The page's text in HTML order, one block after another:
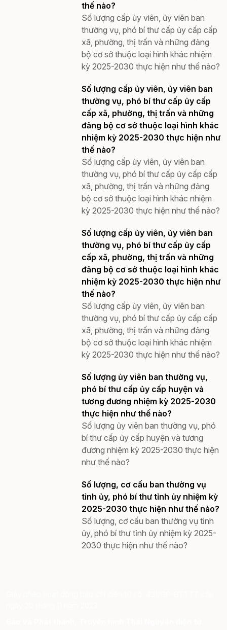
thế nào?
Số lượng cấp ủy viên, ủy viên ban
thường vụ, phó bí thư cấp ủy cấp cấp
xã, phường, thị trấn và những đảng
bộ cơ sở thuộc loại hình khác nhiệm
kỳ 2025-2030 thực hiện như thế nào?
Số lượng cấp ủy viên, ủy viên ban
thường vụ, phó bí thư cấp ủy cấp
cấp xã, phường, thị trấn và những
đảng bộ cơ sở thuộc loại hình khác
nhiệm kỳ 2025-2030 thực hiện như
thế nào?
Số lượng cấp ủy viên, ủy viên ban
thường vụ, phó bí thư cấp ủy cấp cấp
xã, phường, thị trấn và những đảng
bộ cơ sở thuộc loại hình khác nhiệm
kỳ 2025-2030 thực hiện như thế nào?
Số lượng cấp ủy viên, ủy viên ban
thường vụ, phó bí thư cấp ủy cấp
cấp xã, phường, thị trấn và những
đảng bộ cơ sở thuộc loại hình khác
nhiệm kỳ 2025-2030 thực hiện như
thế nào?
Số lượng cấp ủy viên, ủy viên ban
thường vụ, phó bí thư cấp ủy cấp cấp
xã, phường, thị trấn và những đảng
bộ cơ sở thuộc loại hình khác nhiệm
kỳ 2025-2030 thực hiện như thế nào?
Số lượng ủy viên ban thường vụ,
phó bí thư cấp ủy cấp huyện và
tương đương nhiệm kỳ 2025-2030
thực hiện như thế nào?
Số lượng ủy viên ban thường vụ, phó
bí thư cấp ủy cấp huyện và tương
đương nhiệm kỳ 2025-2030 thực hiện
như thế nào?
Số lượng, cơ cấu ban thường vụ
tỉnh ủy, phó bí thư tỉnh ủy nhiệm kỳ
2025-2030 thực hiện như thế nào?
Số lượng, cơ cấu ban thường vụ tỉnh
ủy, phó bí thư tỉnh ủy nhiệm kỳ 2025-
2030 thực hiện như thế nào?